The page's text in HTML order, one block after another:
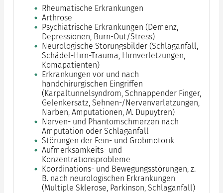
Rheumatische Erkrankungen
Arthrose
Psychiatrische Erkrankungen (Demenz,
Depressionen, Burn-Out/Stress)
Neurologische Störungsbilder (Schlaganfall,
Schädel-Hirn-Trauma, Hirnverletzungen,
Komapatienten)
Erkrankungen vor und nach
handchirurgischen Eingriffen
(Karpaltunnelsyndrom, Schnappender Finger,
Gelenkersatz, Sehnen-/Nervenverletzungen,
Narben, Amputationen, M. Dupuytren)
Nerven- und Phantomschmerzen nach
Amputation oder Schlaganfall
Störungen der Fein- und Grobmotorik
Aufmerksamkeits- und
Konzentrationsprobleme
Koordinations- und Bewegungsstörungen, z.
B. nach neurologischen Erkrankungen
(Multiple Sklerose, Parkinson, Schlaganfall)